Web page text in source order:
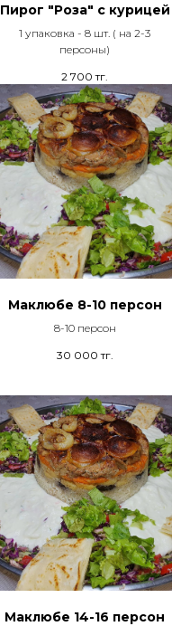
Пирог "Роза" с курицей
1 упаковка - 8 шт. ( на 2-3
персоны)
2 700 тг.
Маклюбе 8-10 персон
8-10 персон
30 000 тг.
Маклюбе 14-16 персон